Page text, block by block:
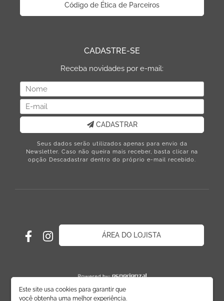
Este site usa cookies para garantir que
você obtenha uma melhor experiência.
Código de Ética de Parceiros
CADASTRE-SE
Receba novidades por e-mail:
CADASTRAR
Seus dados serão utilizados apenas para envio da
Newsletter. Caso não queira mais receber, basta clicar na
opção Descadastrar dentro do próprio e-mail recebido.
ÁREA DO LOJISTA